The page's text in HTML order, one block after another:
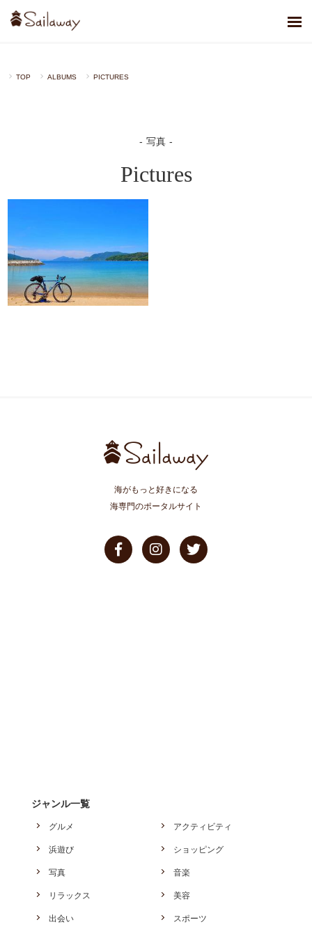
TOP ALBUMS PICTURES
写真
Pictures
海がもっと好きになる
海専門のポータルサイト
ジャンル一覧
グルメ アクティビティ
浜遊び ショッピング
写真 音楽
リラックス 美容
出会い スポーツ